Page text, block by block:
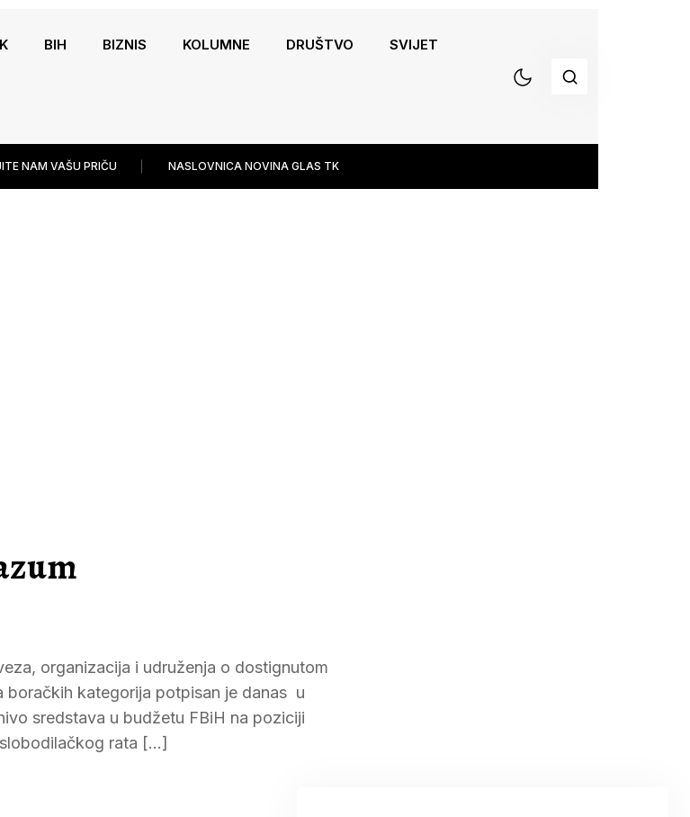
BIH BIZNIS KOLUMNE DRUŠTVO SVIJET
NAM VAŠU PRIČU NASLOVNICA NOVINA GLAS TK
organizacija i udruženja o dostignutom
kategorija potpisan je danas u
sredstava u budžetu FBiH na poziciji
rata […]